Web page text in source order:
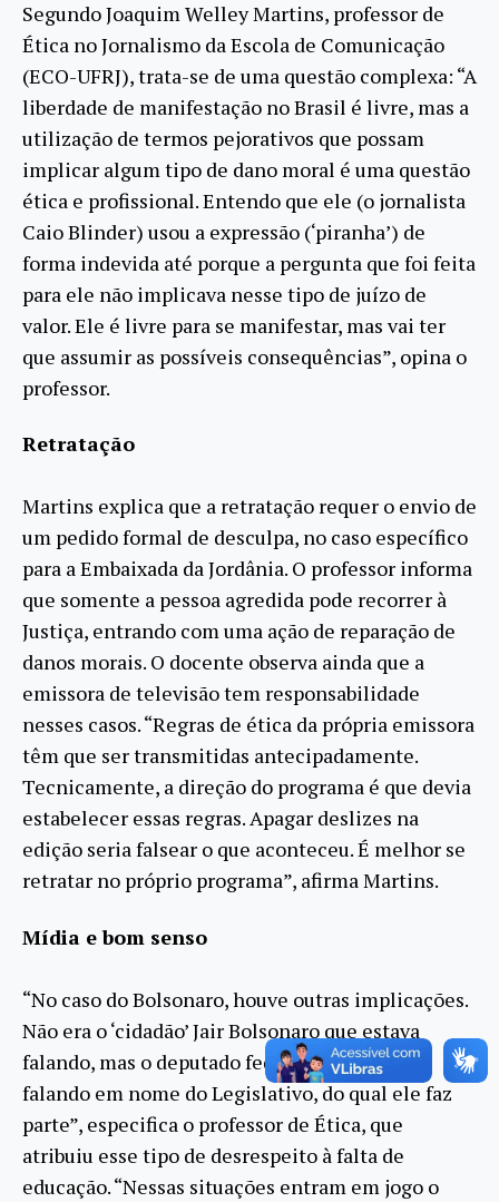
Segundo Joaquim Welley Martins, professor de
Ética no Jornalismo da Escola de Comunicação
(ECO-UFRJ), trata-se de uma questão complexa: “A
liberdade de manifestação no Brasil é livre, mas a
utilização de termos pejorativos que possam
implicar algum tipo de dano moral é uma questão
ética e profissional. Entendo que ele (o jornalista
Caio Blinder) usou a expressão (‘piranha’) de
forma indevida até porque a pergunta que foi feita
para ele não implicava nesse tipo de juízo de
valor. Ele é livre para se manifestar, mas vai ter
que assumir as possíveis consequências”, opina o
professor.
Retratação
Martins explica que a retratação requer o envio de
um pedido formal de desculpa, no caso específico
para a Embaixada da Jordânia. O professor informa
que somente a pessoa agredida pode recorrer à
Justiça, entrando com uma ação de reparação de
danos morais. O docente observa ainda que a
emissora de televisão tem responsabilidade
nesses casos. “Regras de ética da própria emissora
têm que ser transmitidas antecipadamente.
Tecnicamente, a direção do programa é que devia
estabelecer essas regras. Apagar deslizes na
edição seria falsear o que aconteceu. É melhor se
retratar no próprio programa”, afirma Martins.
Mídia e bom senso
“No caso do Bolsonaro, houve outras implicações.
Não era o ‘cidadão’ Jair Bolsonaro que estava
falando, mas o deputado federal. Ele estava
falando em nome do Legislativo, do qual ele faz
parte”, especifica o professor de Ética, que
atribuiu esse tipo de desrespeito à falta de
educação. “Nessas situações entram em jogo o